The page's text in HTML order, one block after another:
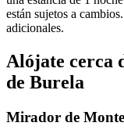
están sujetos a
adicionales.
Alójate cerca
de Burela
Mirador de